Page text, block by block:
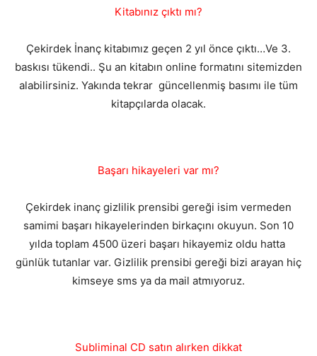
Kitabınız çıktı mı?
Çekirdek İnanç kitabımız geçen 2 yıl önce çıktı…Ve 3.
baskısı tükendi.. Şu an kitabın online formatını sitemizden
alabilirsiniz. Yakında tekrar güncellenmiş basımı ile tüm
kitapçılarda olacak.
Başarı hikayeleri var mı?
Çekirdek inanç gizlilik prensibi gereği isim vermeden
samimi başarı hikayelerinden birkaçını okuyun. Son 10
yılda toplam 4500 üzeri başarı hikayemiz oldu hatta
günlük tutanlar var. Gizlilik prensibi gereği bizi arayan hiç
kimseye sms ya da mail atmıyoruz.
Subliminal CD satın alırken dikkat